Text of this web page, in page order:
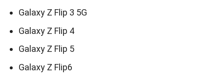
Galaxy Z Flip 3 5G
Galaxy Z Flip 4
Galaxy Z Flip 5
Galaxy Z Flip6